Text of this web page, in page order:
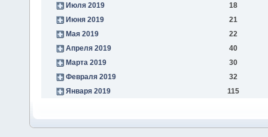
Июля 2019
18
Июня 2019
21
Мая 2019
22
Апреля 2019
40
Марта 2019
30
Февраля 2019
32
Января 2019
115